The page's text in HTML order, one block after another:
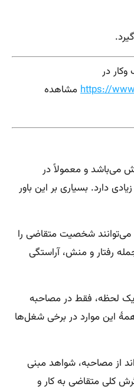
در
https://مشاهده
می‌باشد و معمولاً در
دارد. بسیاری بر این باور
شخصیت متقاضی را
رفتار و منش، آراستگی
یک لحظه، فقط در مصاحبه
همهٔ این موارد در برخی شغل‌ها
از مصاحبه، شواهد مبنی
کلی متقاضی به کار و